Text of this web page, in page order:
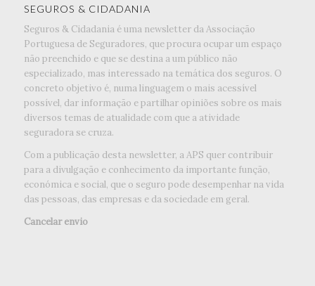
SEGUROS & CIDADANIA
Seguros & Cidadania é uma newsletter da Associação
Portuguesa de Seguradores, que procura ocupar um espaço
não preenchido e que se destina a um público não
especializado, mas interessado na temática dos seguros. O
concreto objetivo é, numa linguagem o mais acessível
possível, dar informação e partilhar opiniões sobre os mais
diversos temas de atualidade com que a atividade
seguradora se cruza.
Com a publicação desta newsletter, a APS quer contribuir
para a divulgação e conhecimento da importante função,
económica e social, que o seguro pode desempenhar na vida
das pessoas, das empresas e da sociedade em geral.
Cancelar envio